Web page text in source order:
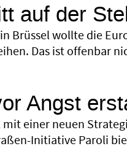
auf der
Brüssel wollte die
Das ist offenbar
Angst
mit einer neuen
Initiative Paroli